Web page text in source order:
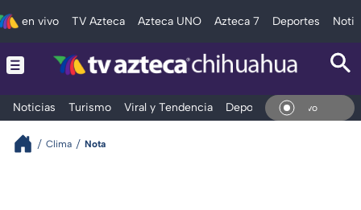
en vivo TV Azteca Azteca UNO Azteca 7 Deportes
Noticias Turismo Viral y Tendencia Deportes Espectáculos
En
Clima Nota